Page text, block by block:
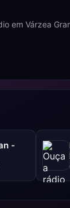
em Várzea
-